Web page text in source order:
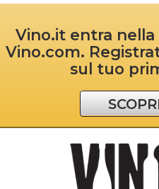
Vino.it entra
Vino.com.
sul tuo